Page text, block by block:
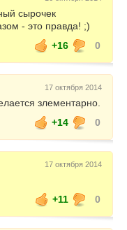
сырочек
- это правда! ;)
+16
0
17 октября 2014
злементарно.
+14
0
17 октября 2014
+11
0